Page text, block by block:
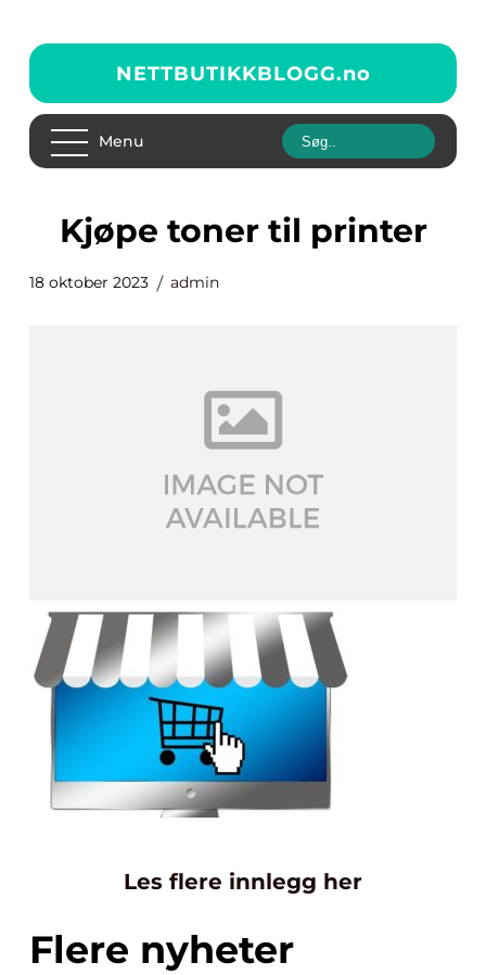
NETTBUTIKKBLOGG.no
Menu
kjøpe toner til printer
18 oktober 2023 admin
Les flere innlegg her
Flere nyheter